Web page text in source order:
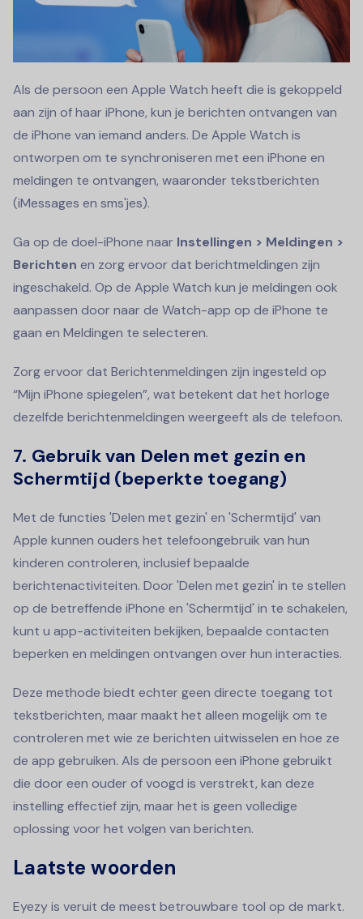
Als de persoon een Apple Watch heeft die is gekoppeld
aan zijn of haar iPhone, kun je berichten ontvangen van
de iPhone van iemand anders. De Apple Watch is
ontworpen om te synchroniseren met een iPhone en
meldingen te ontvangen, waaronder tekstberichten
(iMessages en sms'jes).
Ga op de doel-iPhone naar Instellingen > Meldingen >
Berichten en zorg ervoor dat berichtmeldingen zijn
ingeschakeld. Op de Apple Watch kun je meldingen ook
aanpassen door naar de Watch-app op de iPhone te
gaan en Meldingen te selecteren.
Zorg ervoor dat Berichtenmeldingen zijn ingesteld op
“Mijn iPhone spiegelen”, wat betekent dat het horloge
dezelfde berichtenmeldingen weergeeft als de telefoon.
7. Gebruik van Delen met gezin en
Schermtijd (beperkte toegang)
Met de functies 'Delen met gezin' en 'Schermtijd' van
Apple kunnen ouders het telefoongebruik van hun
kinderen controleren, inclusief bepaalde
berichtenactiviteiten. Door 'Delen met gezin' in te stellen
op de betreffende iPhone en 'Schermtijd' in te schakelen,
kunt u app-activiteiten bekijken, bepaalde contacten
beperken en meldingen ontvangen over hun interacties.
Deze methode biedt echter geen directe toegang tot
tekstberichten, maar maakt het alleen mogelijk om te
controleren met wie ze berichten uitwisselen en hoe ze
de app gebruiken. Als de persoon een iPhone gebruikt
die door een ouder of voogd is verstrekt, kan deze
instelling effectief zijn, maar het is geen volledige
oplossing voor het volgen van berichten.
Laatste woorden
Eyezy is veruit de meest betrouwbare tool op de markt.